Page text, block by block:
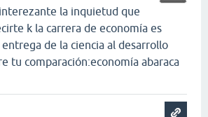
la inquietud que
k la carrera de economía es
de la ciencia al desarrollo
tu comparación:economía abaraca